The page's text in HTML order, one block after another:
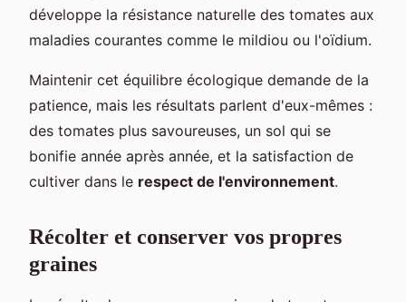
développe la résistance naturelle des tomates aux
maladies courantes comme le mildiou ou l'oïdium.
Maintenir cet équilibre écologique demande de la
patience, mais les résultats parlent d'eux-mêmes :
des tomates plus savoureuses, un sol qui se
bonifie année après année, et la satisfaction de
cultiver dans le respect de l'environnement.
Récolter et conserver vos propres
graines